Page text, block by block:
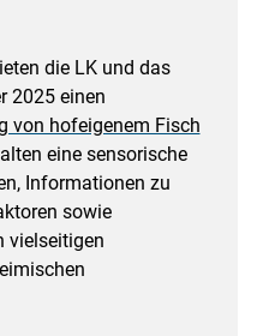
die LK und das
2025 einen
von hofeigenem Fisch
eine sensorische
Informationen zu
sowie
vielseitigen